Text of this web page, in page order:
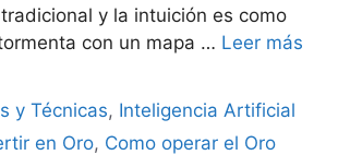
y la intuición es como
con un mapa … Leer más
y Técnicas, Inteligencia Artificial
en Oro, Como operar el Oro